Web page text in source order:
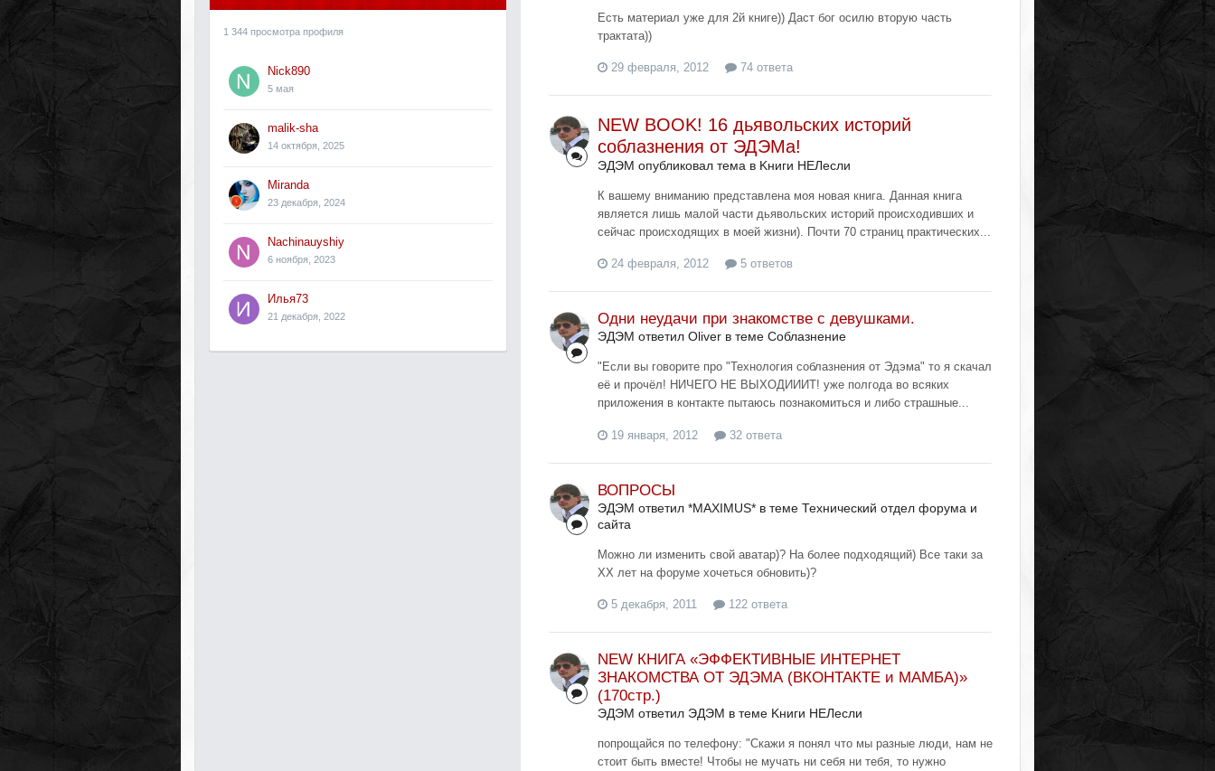
1 344 просмотра профиля
Nick890
5 мая
malik-sha
14 октября, 2025
Miranda
23 декабря, 2024
Nachinauyshiy
6 ноября, 2023
Илья73
21 декабря, 2022
Есть материал уже для 2й книге)) Даст бог осилю вторую часть
трактата))
29 февраля, 2012 74 ответа
NEW BOOK! 16 дьявольских историй
соблазнения от ЭДЭМа!
ЭДЭМ опубликовал тема в Kниги НЕЛесли
К вашему вниманию представлена моя новая книга. Данная книга
является лишь малой части дьявольских историй происходивших и
сейчас происходящих в моей жизни). Почти 70 страниц практических...
24 февраля, 2012 5 ответов
Одни неудачи при знакомстве с девушками.
ЭДЭМ ответил Oliver в теме Соблазнение
"Если вы говорите про "Технология соблазнения от Эдэма" то я скачал
её и прочёл! НИЧЕГО НЕ ВЫХОДИИИТ! уже полгода во всяких
приложения в контакте пытаюсь познакомиться и либо страшные...
19 января, 2012 32 ответа
ВОПРОСЫ
ЭДЭМ ответил *MAXIMUS* в теме Технический отдел форума и
сайта
Можно ли изменить свой аватар)? На более подходящий) Все таки за
ХХ лет на форуме хочеться обновить)?
5 декабря, 2011 122 ответа
NEW КНИГА «ЭФФЕКТИВНЫЕ ИНТЕРНЕТ
ЗНАКОМСТВА ОТ ЭДЭМА (ВКОНТАКТЕ и МАМБА)»
(170стр.)
ЭДЭМ ответил ЭДЭМ в теме Kниги НЕЛесли
попрощайся по телефону: "Скажи я понял что мы разные люди, нам не
стоит быть вместе! Чтобы не мучать ни себя ни тебя, то нужно